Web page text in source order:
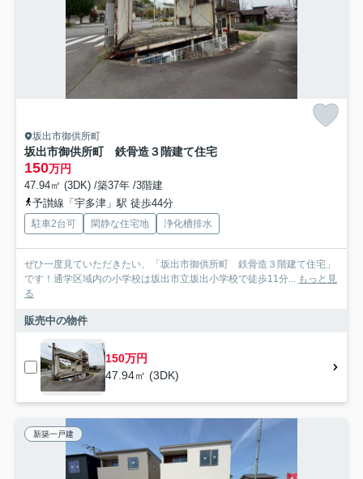
坂出市御供所町
坂出市御供所町 鉄骨造３階建て住宅
150万円
47.94㎡ (3DK) /築37年 /3階建
予讃線「宇多津」駅 徒歩44分
駐車2台可 閑静な住宅地 浄化槽排水
ぜひ一度見ていただきたい、「坂出市御供所町 鉄骨造３階建て住宅」
です！通学区域内の小学校は坂出市立坂出小学校で徒歩11分... もっと見
る
販売中の物件
150万円
47.94㎡ (3DK)
新築一戸建